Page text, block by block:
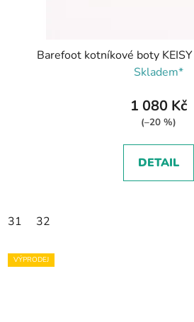
Barefoot kotníkové boty
Skladem*
1 080 Kč
(–20 %)
DETAIL
31 32
VÝPRODEJ